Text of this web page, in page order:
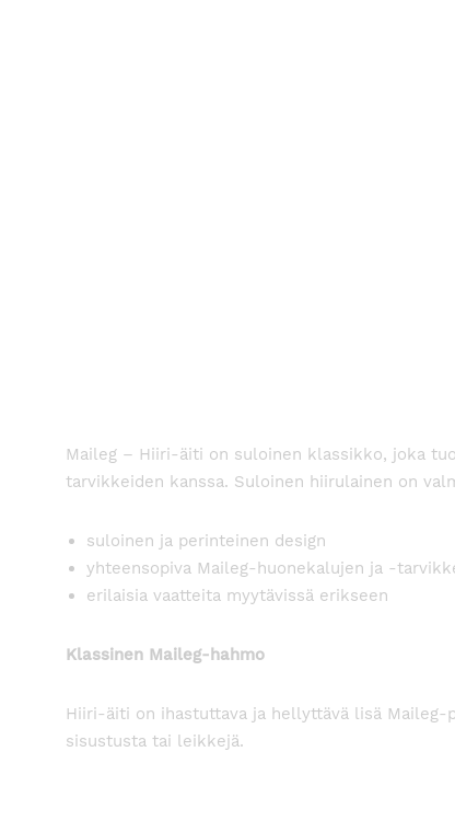
Maileg – Hiiri-äiti on suloinen klassikko, joka
tarvikkeiden kanssa. Suloinen hiirulainen on
suloinen ja perinteinen design
yhteensopiva Maileg-huonekalujen ja -
erilaisia vaatteita myytävissä erikseen
Klassinen Maileg-hahmo
Hiiri-äiti on ihastuttava ja hellyttävä lisä Maileg-
sisustusta tai leikkejä.